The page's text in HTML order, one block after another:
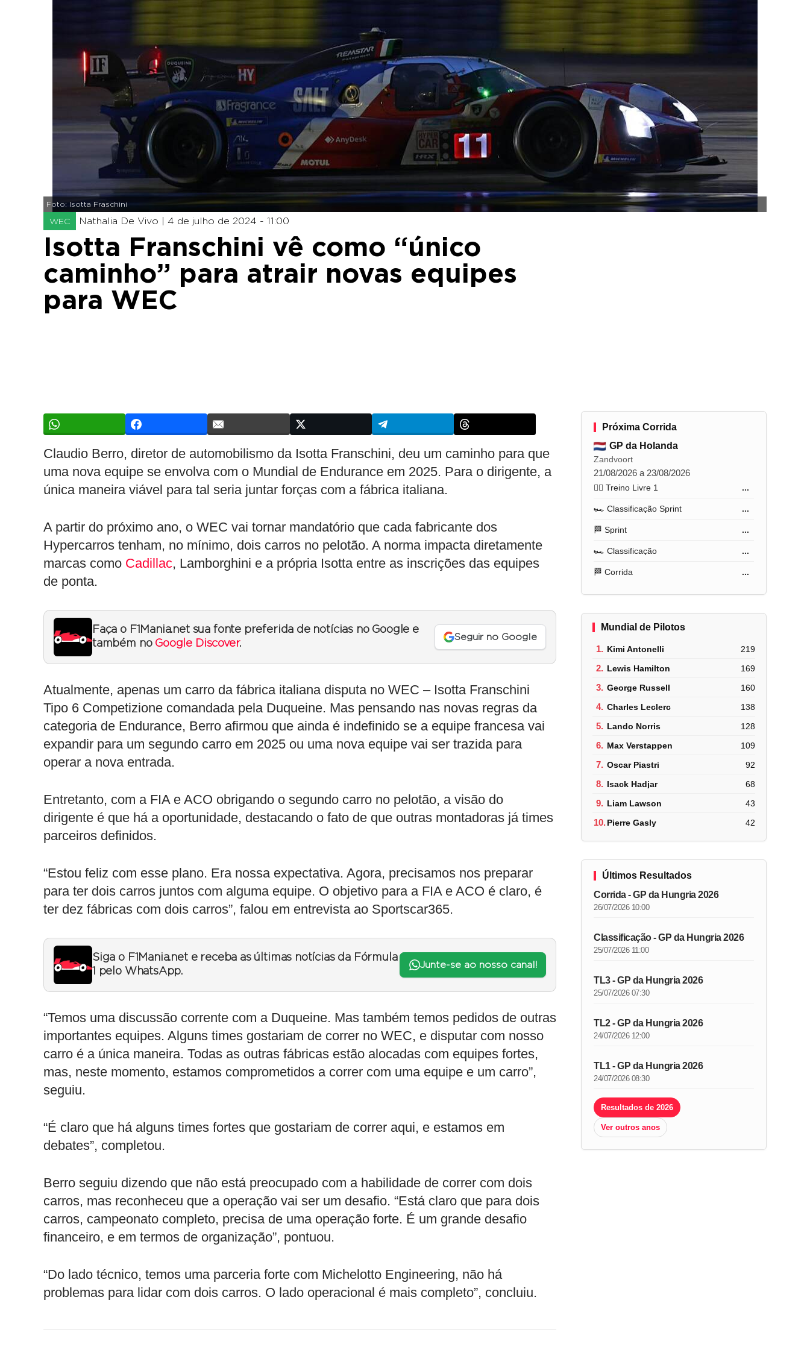
Foto: Isotta Fraschini
WEC Nathalia De Vivo | 4 de julho de 2024 - 11:00
Isotta Franschini vê como “único
caminho” para atrair novas equipes
para WEC
Claudio Berro, diretor de automobilismo da Isotta Franschini, deu um caminho para que
uma nova equipe se envolva com o Mundial de Endurance em 2025. Para o dirigente, a
única maneira viável para tal seria juntar forças com a fábrica italiana.
A partir do próximo ano, o WEC vai tornar mandatório que cada fabricante dos
Hypercarros tenham, no mínimo, dois carros no pelotão. A norma impacta diretamente
marcas como Cadillac, Lamborghini e a própria Isotta entre as inscrições das equipes
de ponta.
Faça o F1Mania.net sua fonte preferida de notícias no Google e
também no Google Discover.
Seguir no Google
Atualmente, apenas um carro da fábrica italiana disputa no WEC – Isotta Franschini
Tipo 6 Competizione comandada pela Duqueine. Mas pensando nas novas regras da
categoria de Endurance, Berro afirmou que ainda é indefinido se a equipe francesa vai
expandir para um segundo carro em 2025 ou uma nova equipe vai ser trazida para
operar a nova entrada.
Entretanto, com a FIA e ACO obrigando o segundo carro no pelotão, a visão do
dirigente é que há a oportunidade, destacando o fato de que outras montadoras já times
parceiros definidos.
“Estou feliz com esse plano. Era nossa expectativa. Agora, precisamos nos preparar
para ter dois carros juntos com alguma equipe. O objetivo para a FIA e ACO é claro, é
ter dez fábricas com dois carros”, falou em entrevista ao Sportscar365.
Siga o F1Mania.net e receba as últimas notícias da Fórmula
1 pelo WhatsApp.
Junte-se ao nosso canal!
“Temos uma discussão corrente com a Duqueine. Mas também temos pedidos de outras
importantes equipes. Alguns times gostariam de correr no WEC, e disputar com nosso
carro é a única maneira. Todas as outras fábricas estão alocadas com equipes fortes,
mas, neste momento, estamos comprometidos a correr com uma equipe e um carro”,
seguiu.
“É claro que há alguns times fortes que gostariam de correr aqui, e estamos em
debates”, completou.
Berro seguiu dizendo que não está preocupado com a habilidade de correr com dois
carros, mas reconheceu que a operação vai ser um desafio. “Está claro que para dois
carros, campeonato completo, precisa de uma operação forte. É um grande desafio
financeiro, e em termos de organização”, pontuou.
“Do lado técnico, temos uma parceria forte com Michelotto Engineering, não há
problemas para lidar com dois carros. O lado operacional é mais completo”, concluiu.
Próxima Corrida
GP da Holanda
Zandvoort
21/08/2026 a 23/08/2026
🏋️‍♂️ Treino Livre 1 ...
🏎️ Classificação Sprint ...
🏁 Sprint ...
🏎️ Classificação ...
🏁 Corrida ...
Mundial de Pilotos
1. Kimi Antonelli 219
2. Lewis Hamilton 169
3. George Russell 160
4. Charles Leclerc 138
5. Lando Norris 128
6. Max Verstappen 109
7. Oscar Piastri 92
8. Isack Hadjar 68
9. Liam Lawson 43
10.Pierre Gasly 42
Últimos Resultados
Corrida - GP da Hungria 2026
26/07/2026 10:00
Classificação - GP da Hungria 2026
25/07/2026 11:00
TL3 - GP da Hungria 2026
25/07/2026 07:30
TL2 - GP da Hungria 2026
24/07/2026 12:00
TL1 - GP da Hungria 2026
24/07/2026 08:30
Resultados de 2026
Ver outros anos